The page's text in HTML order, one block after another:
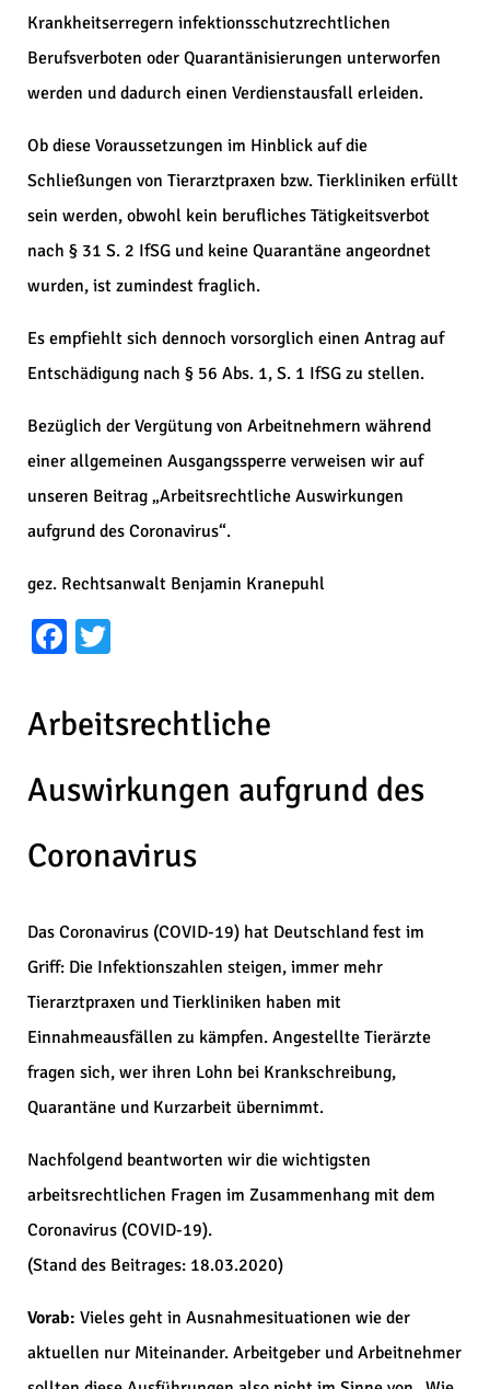
Krankheitserregern infektionsschutzrechtlichen
Berufsverboten oder Quarantänisierungen unterworfen
werden und dadurch einen Verdienstausfall erleiden.
Ob diese Voraussetzungen im Hinblick auf die
Schließungen von Tierarztpraxen bzw. Tierkliniken erfüllt
sein werden, obwohl kein berufliches Tätigkeitsverbot
nach § 31 S. 2 IfSG und keine Quarantäne angeordnet
wurden, ist zumindest fraglich.
Es empfiehlt sich dennoch vorsorglich einen Antrag auf
Entschädigung nach § 56 Abs. 1, S. 1 IfSG zu stellen.
Bezüglich der Vergütung von Arbeitnehmern während
einer allgemeinen Ausgangssperre verweisen wir auf
unseren Beitrag „Arbeitsrechtliche Auswirkungen
aufgrund des Coronavirus“.
gez. Rechtsanwalt Benjamin Kranepuhl
Facebook
Arbeitsrechtliche
Auswirkungen aufgrund des
Coronavirus
Das Coronavirus (COVID-19) hat Deutschland fest im
Griff: Die Infektionszahlen steigen, immer mehr
Tierarztpraxen und Tierkliniken haben mit
Einnahmeausfällen zu kämpfen. Angestellte Tierärzte
fragen sich, wer ihren Lohn bei Krankschreibung,
Quarantäne und Kurzarbeit übernimmt.
Nachfolgend beantworten wir die wichtigsten
arbeitsrechtlichen Fragen im Zusammenhang mit dem
Coronavirus (COVID-19).
(Stand des Beitrages: 18.03.2020)
Vorab: Vieles geht in Ausnahmesituationen wie der
aktuellen nur Miteinander. Arbeitgeber und Arbeitnehmer